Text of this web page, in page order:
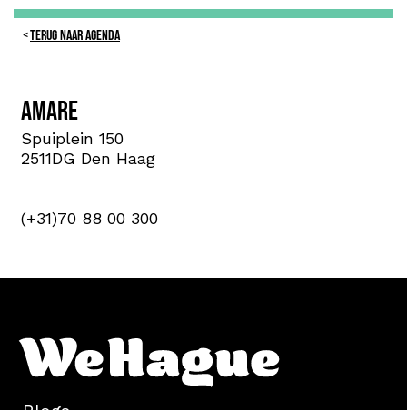
TERUG NAAR AGENDA
Amare
Spuiplein 150
2511DG Den Haag
(+31)70 88 00 300